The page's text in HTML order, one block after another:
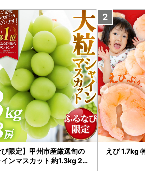
び限定】甲州市産厳選旬の
ンマスカット 約1.3kg 2
えび 1.7kg